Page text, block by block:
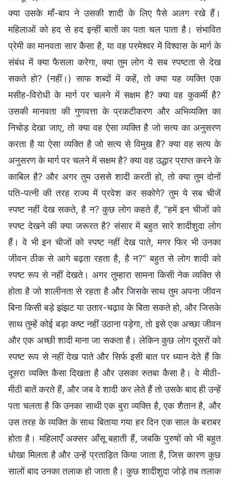
क्या उसके माँ-बाप ने उसकी शादी के लिए पैसे अलग रखे हैं।
महिलाओं को हद से हद इन्हीं बातों का पता चल पाता है। संभावित
प्रेमी का मानवता सार कैसा है, या वह परमेश्वर में विश्वास के मार्ग के
संबंध में क्या फैसला करेगा, क्या तुम लोग ये सब स्पष्टता से देख
सकते हो? (नहीं।) साफ शब्दों में कहें, तो क्या यह व्यक्ति एक
मसीह-विरोधी के मार्ग पर चलने में सक्षम है? क्या वह कुकर्मी है?
उसकी मानवता की गुणवत्ता के प्रकटीकरण और अभिव्यक्ति का
निचोड़ देखा जाए, तो क्या वह ऐसा व्यक्ति है जो सत्य का अनुसरण
करता है या ऐसा व्यक्ति है जो सत्य से विमुख है? क्या वह सत्य के
अनुसरण के मार्ग पर चलने में सक्षम है? क्या वह उद्धार प्राप्त करने के
काबिल है? और अगर तुम उससे शादी करती हो, तो क्या तुम दोनों
पति-पत्नी की तरह राज्य में प्रवेश कर सकोगे? तुम ये सब चीजें
स्पष्ट नहीं देख सकते, है न? कुछ लोग कहते हैं, “हमें इन चीजों को
स्पष्ट देखने की क्या जरूरत है? संसार में बहुत सारे शादीशुदा लोग
हैं। वे भी इन चीजों को स्पष्ट नहीं देख पाते, मगर फिर भी उनका
जीवन ठीक से आगे बढ़ता रहता है, है न?” बहुत से लोग शादी को
स्पष्ट रूप से नहीं देखते। अगर तुम्हारा सामना किसी नेक व्यक्ति से
होता है जो शालीनता से रहता है और जिसके साथ तुम अपना जीवन
बिना किसी बड़े झंझट या उतार-चढ़ाव के बिता सकते हो, और जिसके
साथ तुम्हें कोई बड़ा कष्ट नहीं उठाना पड़ेगा, तो इसे एक अच्छा जीवन
और एक अच्छी शादी माना जा सकता है। लेकिन कुछ लोग दूसरों को
स्पष्ट रूप से नहीं देख पाते और सिर्फ इसी बात पर ध्यान देते हैं कि
दूसरा व्यक्ति कैसा दिखता है और उसका रुतबा कैसा है। वे मीठी-
मीठी बातें करते हैं, और जब वे शादी कर लेते हैं तो उसके बाद ही उन्हें
पता चलता है कि उनका साथी एक बुरा व्यक्ति है, एक शैतान है, और
उस तरह के व्यक्ति के साथ बिताया गया हर दिन एक साल के बराबर
होता है। महिलाएँ अक्सर आँसू बहाती हैं, जबकि पुरुषों को भी बहुत
धोखा मिलता है और उन्हें प्रताड़ित किया जाता है, जिस कारण कुछ
सालों बाद उनका तलाक हो जाता है। कुछ शादीशुदा जोड़े तब तलाक